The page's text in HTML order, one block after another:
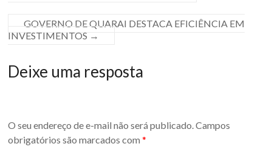
GOVERNO DE QUARAI DESTACA EFICIÊNCIA EM
INVESTIMENTOS →
Deixe uma resposta
O seu endereço de e-mail não será publicado. Campos
obrigatórios são marcados com*